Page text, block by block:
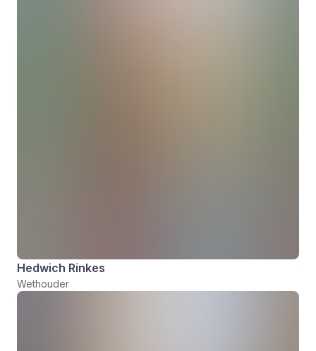
Hedwich Rinkes
Wethouder